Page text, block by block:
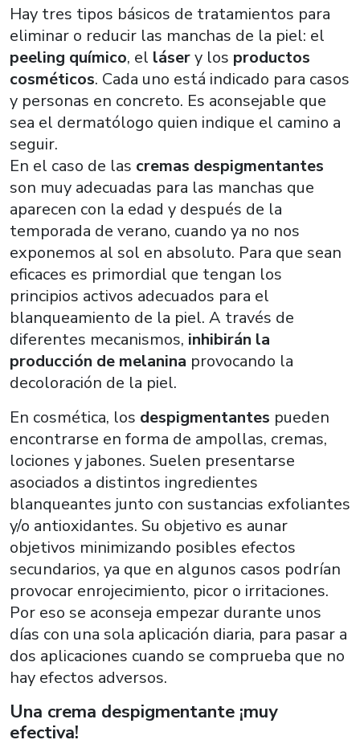
Hay tres tipos básicos de tratamientos para
eliminar o reducir las manchas de la piel: el
peeling químico, el lásery los productos
cosméticos. Cada uno está indicado para casos
y personas en concreto. Es aconsejable que
sea el dermatólogo quien indique el camino a
seguir.
En el caso de las cremas despigmentantes
son muy adecuadas para las manchas que
aparecen con la edad y después de la
temporada de verano, cuando ya no nos
exponemos al sol en absoluto. Para que sean
eficaces es primordial que tengan los
principios activos adecuados para el
blanqueamiento de la piel. A través de
diferentes mecanismos, inhibirán la
producción de melanina provocando la
decoloración de la piel.
En cosmética, los despigmentantes pueden
encontrarse en forma de ampollas, cremas,
lociones y jabones. Suelen presentarse
asociados a distintos ingredientes
blanqueantes junto con sustancias exfoliantes
y/o antioxidantes. Su objetivo es aunar
objetivos minimizando posibles efectos
secundarios, ya que en algunos casos podrían
provocar enrojecimiento, picor o irritaciones.
Por eso se aconseja empezar durante unos
días con una sola aplicación diaria, para pasar a
dos aplicaciones cuando se comprueba que no
hay efectos adversos.
Una crema despigmentante ¡muy
efectiva!